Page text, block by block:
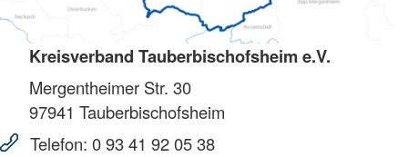
Kreisverband Tauberbischofsheim e.V.
Mergentheimer Str. 30
97941 Tauberbischofsheim
Telefon: 0 93 41 92 05 38